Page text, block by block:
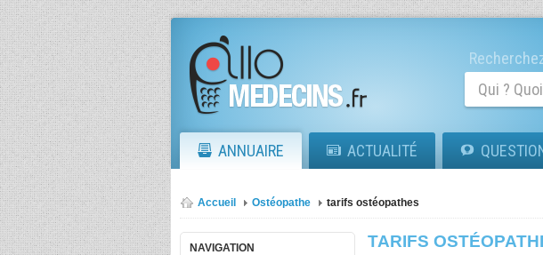
ANNUAIRE ACTUALITÉ
Accueil Ostéopathe tarifs ostéopathes
NAVIGATION TARIFS